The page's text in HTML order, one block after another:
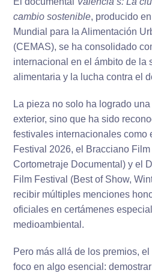
cambio sostenible, producido
Mundial para la Alimentación
(CEMAS), se ha consolidado
internacional en el ámbito de la
alimentaria y la lucha contra el
La pieza no solo ha logrado
exterior, sino que ha sido
festivales internacionales como
Festival 2026, el Bracciano
Cortometraje Documental) y el
Film Festival (Best of Show,
recibir múltiples menciones
oficiales en certámenes
medioambiental.
Pero más allá de los premios,
foco en algo esencial: